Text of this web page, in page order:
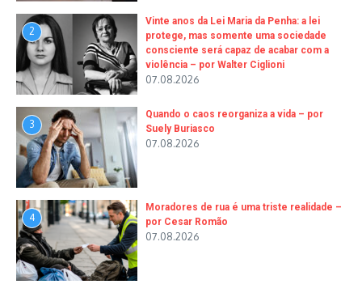
2
Vinte anos da Lei Maria da Penha: a lei
protege, mas somente uma sociedade
consciente será capaz de acabar com a
violência – por Walter Ciglioni
07.08.2026
3
Quando o caos reorganiza a vida – por
Suely Buriasco
07.08.2026
4
Moradores de rua é uma triste realidade –
por Cesar Romão
07.08.2026